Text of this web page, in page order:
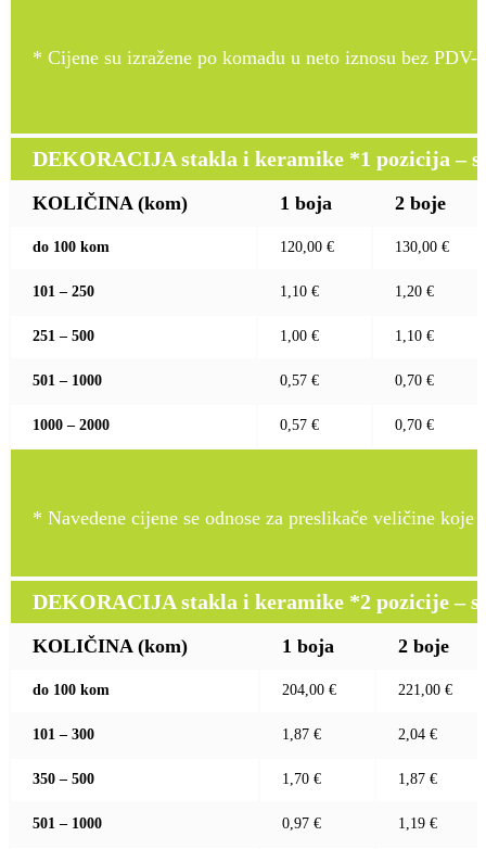
* Cijene su izražene po komadu u neto iznosu bez PDV-
DEKORACIJA stakla i keramike *1 pozicija –
KOLIČINA (kom) 1 boja 2 boje
do 100 kom 120,00 € 130,00 €
101 – 250 1,10 € 1,20 €
251 – 500 1,00 € 1,10 €
501 – 1000 0,57 € 0,70 €
1000 – 2000 0,57 € 0,70 €
* Navedene cijene se odnose za preslikače veličine
DEKORACIJA stakla i keramike *2 pozicije –
KOLIČINA (kom) 1 boja 2 boje
do 100 kom 204,00 € 221,00 €
101 – 300 1,87 € 2,04 €
350 – 500 1,70 € 1,87 €
501 – 1000 0,97 € 1,19 €